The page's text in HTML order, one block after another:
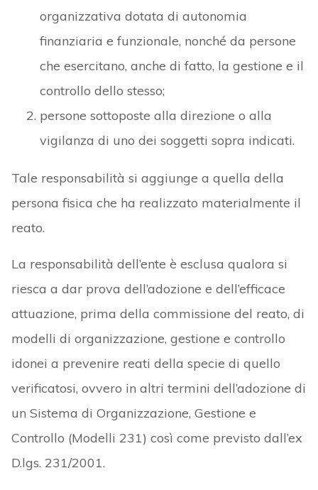
organizzativa dotata di autonomia
finanziaria e funzionale, nonché da persone
che esercitano, anche di fatto, la gestione e il
controllo dello stesso;
persone sottoposte alla direzione o alla
vigilanza di uno dei soggetti sopra indicati.
Tale responsabilità si aggiunge a quella della
persona fisica che ha realizzato materialmente il
reato.
La responsabilità dell’ente è esclusa qualora si
riesca a dar prova dell’adozione e dell’efficace
attuazione, prima della commissione del reato, di
modelli di organizzazione, gestione e controllo
idonei a prevenire reati della specie di quello
verificatosi, ovvero in altri termini dell’adozione di
un Sistema di Organizzazione, Gestione e
Controllo (Modelli 231) così come previsto dall’ex
D.lgs. 231/2001.